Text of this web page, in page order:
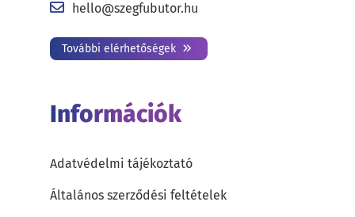
hello@szegfubutor.hu
További elérhetőségek
Információk
Adatvédelmi tájékoztató
Általános szerződési feltételek